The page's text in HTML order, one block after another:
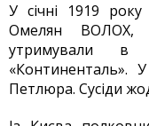
У січні 1919
Омелян ВОЛОХ,
утримували
«Континенталь».
Петлюра. Сусіди